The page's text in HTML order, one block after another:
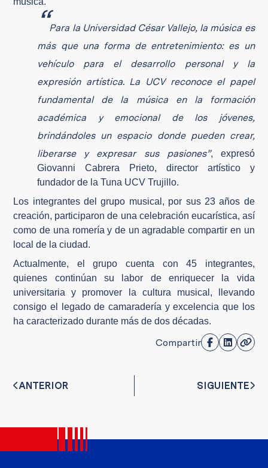
“Para la Universidad César Vallejo, la música es
más que una forma de entretenimiento: es un
vehículo para el desarrollo personal y la
expresión artística. La UCV reconoce el papel
fundamental de la música en la formación
académica y emocional de los jóvenes,
brindándoles un espacio donde pueden crear,
liberarse y expresar sus pasiones”,
expresó
Giovanni Cabrera Prieto, director artístico y
fundador de la Tuna UCV Trujillo.
Los integrantes del grupo musical, por sus 23 años de
creación, participaron de una celebración eucarística, así
como de una romería y de un agradable compartir en un
local de la ciudad.
Actualmente, el grupo cuenta con 45 integrantes,
quienes continúan su labor de enriquecer la vida
universitaria y promover la cultura musical, llevando
consigo el legado de camaradería y excelencia que los
ha caracterizado durante más de dos décadas.
Compartir
ANTERIOR SIGUIENTE